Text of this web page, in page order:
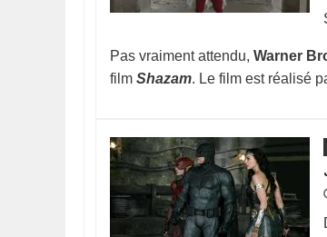
Pas vraiment attendu, Warner
film Shazam. Le film est réalisé